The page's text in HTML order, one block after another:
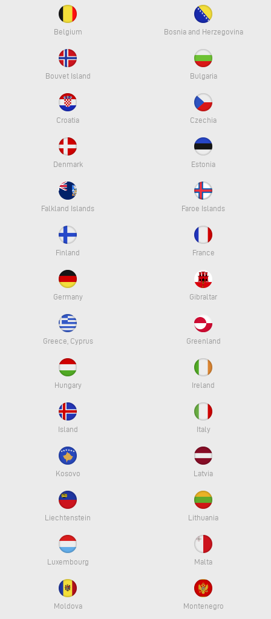
Belgium Bosnia and Herzegovina
Bouvet Island Bulgaria
Croatia Czechia
Denmark Estonia
Falkland Islands Faroe Islands
Finland France
Germany Gibraltar
Greece, Cyprus Greenland
Hungary Ireland
Island Italy
Kosovo Latvia
Liechtenstein Lithuania
Luxembourg Malta
Moldova Montenegro